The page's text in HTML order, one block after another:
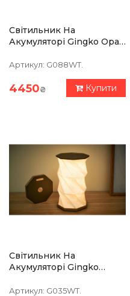
Світильник На
Акумуляторі Gingko Opal
Артикул: G088WT.
4450₴ Купити
Світильник На
Акумуляторі Gingko
Артикул: G035WT.